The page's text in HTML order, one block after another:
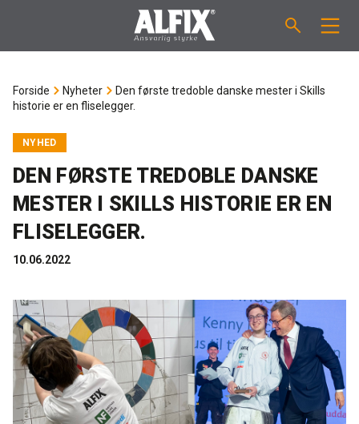
Våtromsmembraner
Flislim "Fix"
Binder / Primer
Fugemasse
Rense- pleiemidler
FORBRUKSKALKULATOR
OM ALFIX
Om Alfix
Bærekraftighet
Referenser
Kurs for proff'en
NYHETER
KONTAKT
Ansatte
Tekniske spørgsmål
NO
DK
Forside Nyheter
Den første tredoble danske mester i Skills
historie er en fliselegger.
NYHED
DEN FØRSTE TREDOBLE DANSKE
MESTER I SKILLS HISTORIE ER EN
FLISELEGGER.
10.06.2022